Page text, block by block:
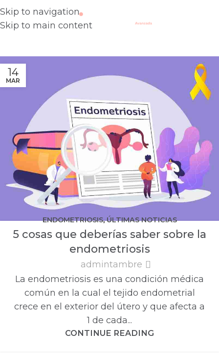
Skip to navigation
Skip to main content
14
MAR
ENDOMETRIOSIS,ÚLTIMAS NOTICIAS
5 cosas que deberías saber sobre la
endometriosis
admintambre
La endometriosis es una condición médica
común en la cual el tejido endometrial
crece en el exterior del útero y que afecta a
1 de cada...
CONTINUE READING